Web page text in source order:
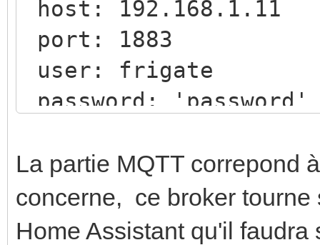
environment:
volumes:
video-surveillance:
driver_opts:
type: "nfs4"
o:
host: 192.168.1.11
port: 1883
user: frigate
password: 'password'
objects:
track:
- person
La partie MQTT correpond
concerne, ce broker tourne
Home Assistant qu'il